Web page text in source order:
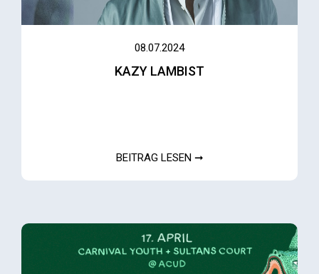
08.07.2024
KAZY LAMBIST
BEITRAG LESEN ➞